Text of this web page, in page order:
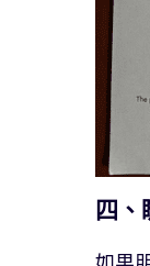
四、